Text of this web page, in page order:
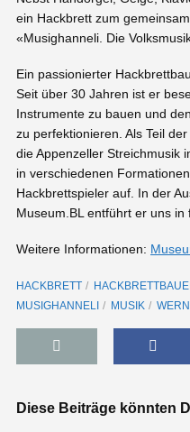
ein Hackbrett zum
«Musighanneli. Die
Ein passionierter
Seit über 30 Jahren ist er
Instrumente zu bauen und
zu perfektionieren. Als Teil
die Appenzeller Streichmusik
in verschiedenen
Hackbrettspieler auf. In der
Museum.BL entführt er uns in
Weitere Informationen:
HACKBRETT
MUSIGHANNELI
MUSIK
Diese Beiträge könnten